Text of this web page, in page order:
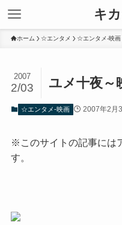
キ
ホーム ☆エンタメ ☆エンタメ-映画
ユメ十夜～
2007
2/03
☆エンタメ-映画 2007年2月
※このサイトの記事には
す。